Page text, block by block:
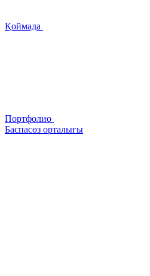
Қоймада
Портфолио
Баспасөз орталығы